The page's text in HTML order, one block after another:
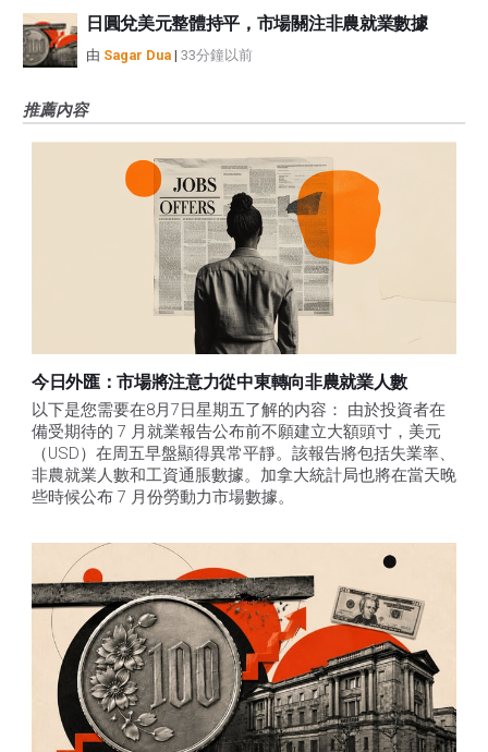
日圓兌美元整體持平，市場關注非農就業數據
由 Sagar Dua | 33分鐘以前
推薦內容
今日外匯：市場將注意力從中東轉向非農就業人數
以下是您需要在8月7日星期五了解的内容： 由於投資者在
備受期待的 7 月就業報告公布前不願建立大額頭寸，美元
（USD）在周五早盤顯得異常平靜。該報告將包括失業率、
非農就業人數和工資通脹數據。加拿大統計局也將在當天晚
些時候公布 7 月份勞動力市場數據。